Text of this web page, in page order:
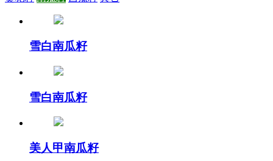
雪白南瓜籽
雪白南瓜籽
美人甲南瓜籽